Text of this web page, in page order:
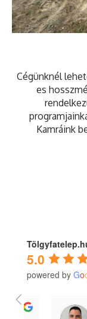
Cégünknél
es
Kamráink
5.0
powered by Go